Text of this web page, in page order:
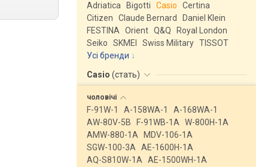
Adriatica
Bigotti Casio
Certina
Citizen
Claude Bernard
Daniel Klein
FESTINA
Orient Q&Q
Royal London
Seiko
SKMEI Swiss Military TISSOT
Усі бренди
Casio (стать)
чоловічі
F-91W-1 A-158WA-1
A-168WA-1
AW-80V-5B
F-91WB-1A
W-800H-1A
AMW-880-1A
MDV-106-1A
SGW-100-3A
AE-1600H-1A
AQ-S810W-1A
AE-1500WH-1A